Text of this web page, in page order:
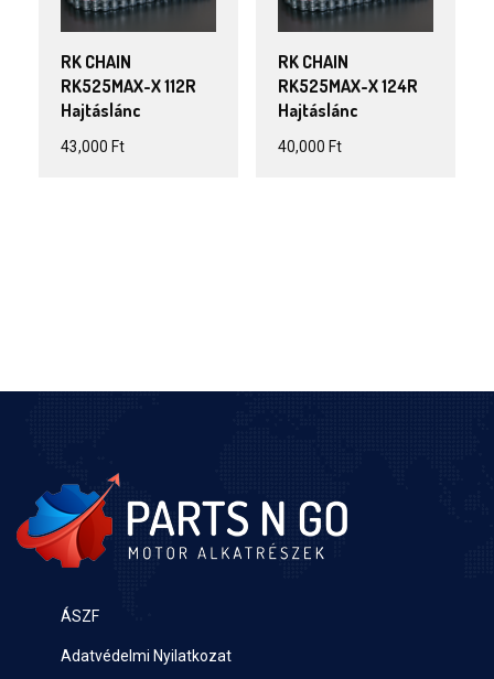
RK CHAIN
RK525MAX-X 112R
Hajtáslánc
43,000 Ft
RK CHAIN
RK525MAX-X 124R
Hajtáslánc
40,000 Ft
ÁSZF
Adatvédelmi Nyilatkozat